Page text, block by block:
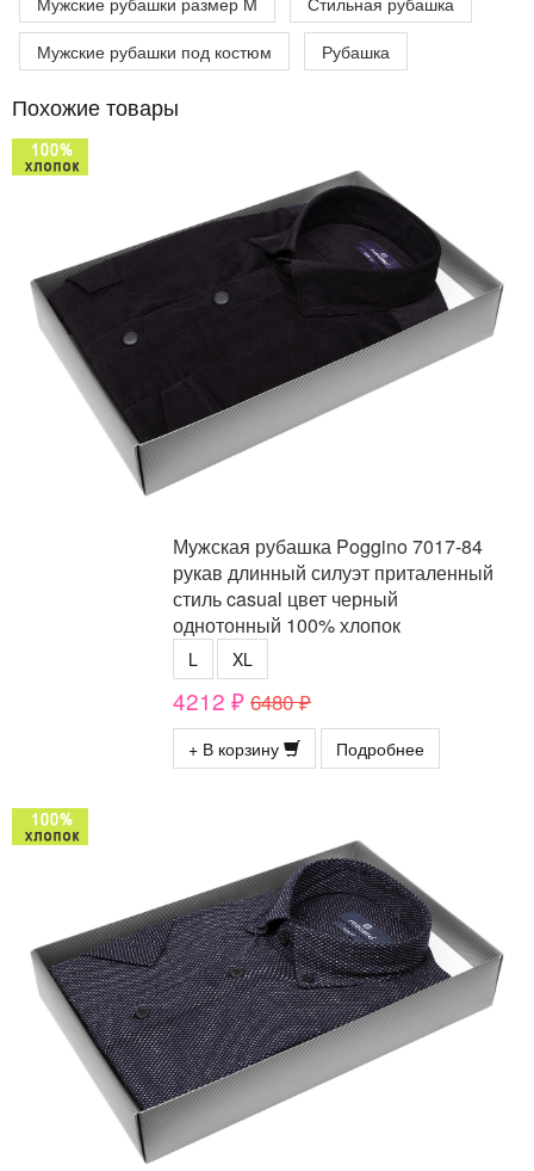
Мужские рубашки под костюм
Рубашка
Похожие товары
Мужская рубашка Poggino 7017-84
рукав длинный силуэт приталенный
стиль casual цвет черный
однотонный 100% хлопок
L XL
4212 ₽ 6480 ₽
+ В корзину Подробнее